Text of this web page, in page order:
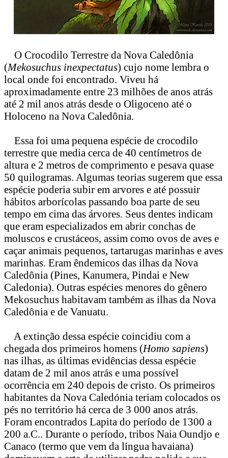
O Crocodilo Terrestre da Nova Caledônia
(Mekosuchus inexpectatus) cujo nome lembra o
local onde foi encontrado. Viveu há
aproximadamente entre 23 milhões de anos atrás
até 2 mil anos atrás desde o Oligoceno até o
Holoceno na Nova Caledônia.
Essa foi uma pequena espécie de crocodilo
terrestre que media cerca de 40 centímetros de
altura e 2 metros de comprimento e pesava quase
50 quilogramas. Algumas teorias sugerem que essa
espécie poderia subir em arvores e até possuir
hábitos arborícolas passando boa parte de seu
tempo em cima das árvores. Seus dentes indicam
que eram especializados em abrir conchas de
moluscos e crustáceos, assim como ovos de aves e
caçar animais pequenos, tartarugas marinhas e aves
marinhas. Eram êndemicos das ilhas da Nova
Caledônia (Pines, Kanumera, Pindai e New
Caledonia). Outras espécies menores do gênero
Mekosuchus habitavam também as ilhas da Nova
Caledônia e de Vanuatu.
A extinção dessa espécie coincidiu com a
chegada dos primeiros homens (Homo sapiens)
nas ilhas, as últimas evidências dessa espécie
datam de 2 mil anos atrás e uma possível
ocorrência em 240 depois de cristo. Os primeiros
habitantes da Nova Caledónia teriam colocados os
pés no território há cerca de 3 000 anos atrás.
Foram encontrados Lapita do período de 1300 a
200 a.C.. Durante o período, tribos Naia Oundjo e
Canaco (termo que vem da língua havaiana)